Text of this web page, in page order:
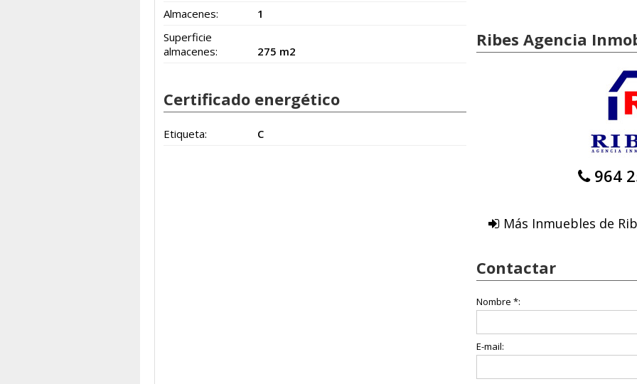
Almacenes:
1
Superficie
almacenes:
275 m2
Certificado energético
Etiqueta: C
Ribes Agencia
964
Más Inmuebles de
Contactar
Nombre *:
E-mail: